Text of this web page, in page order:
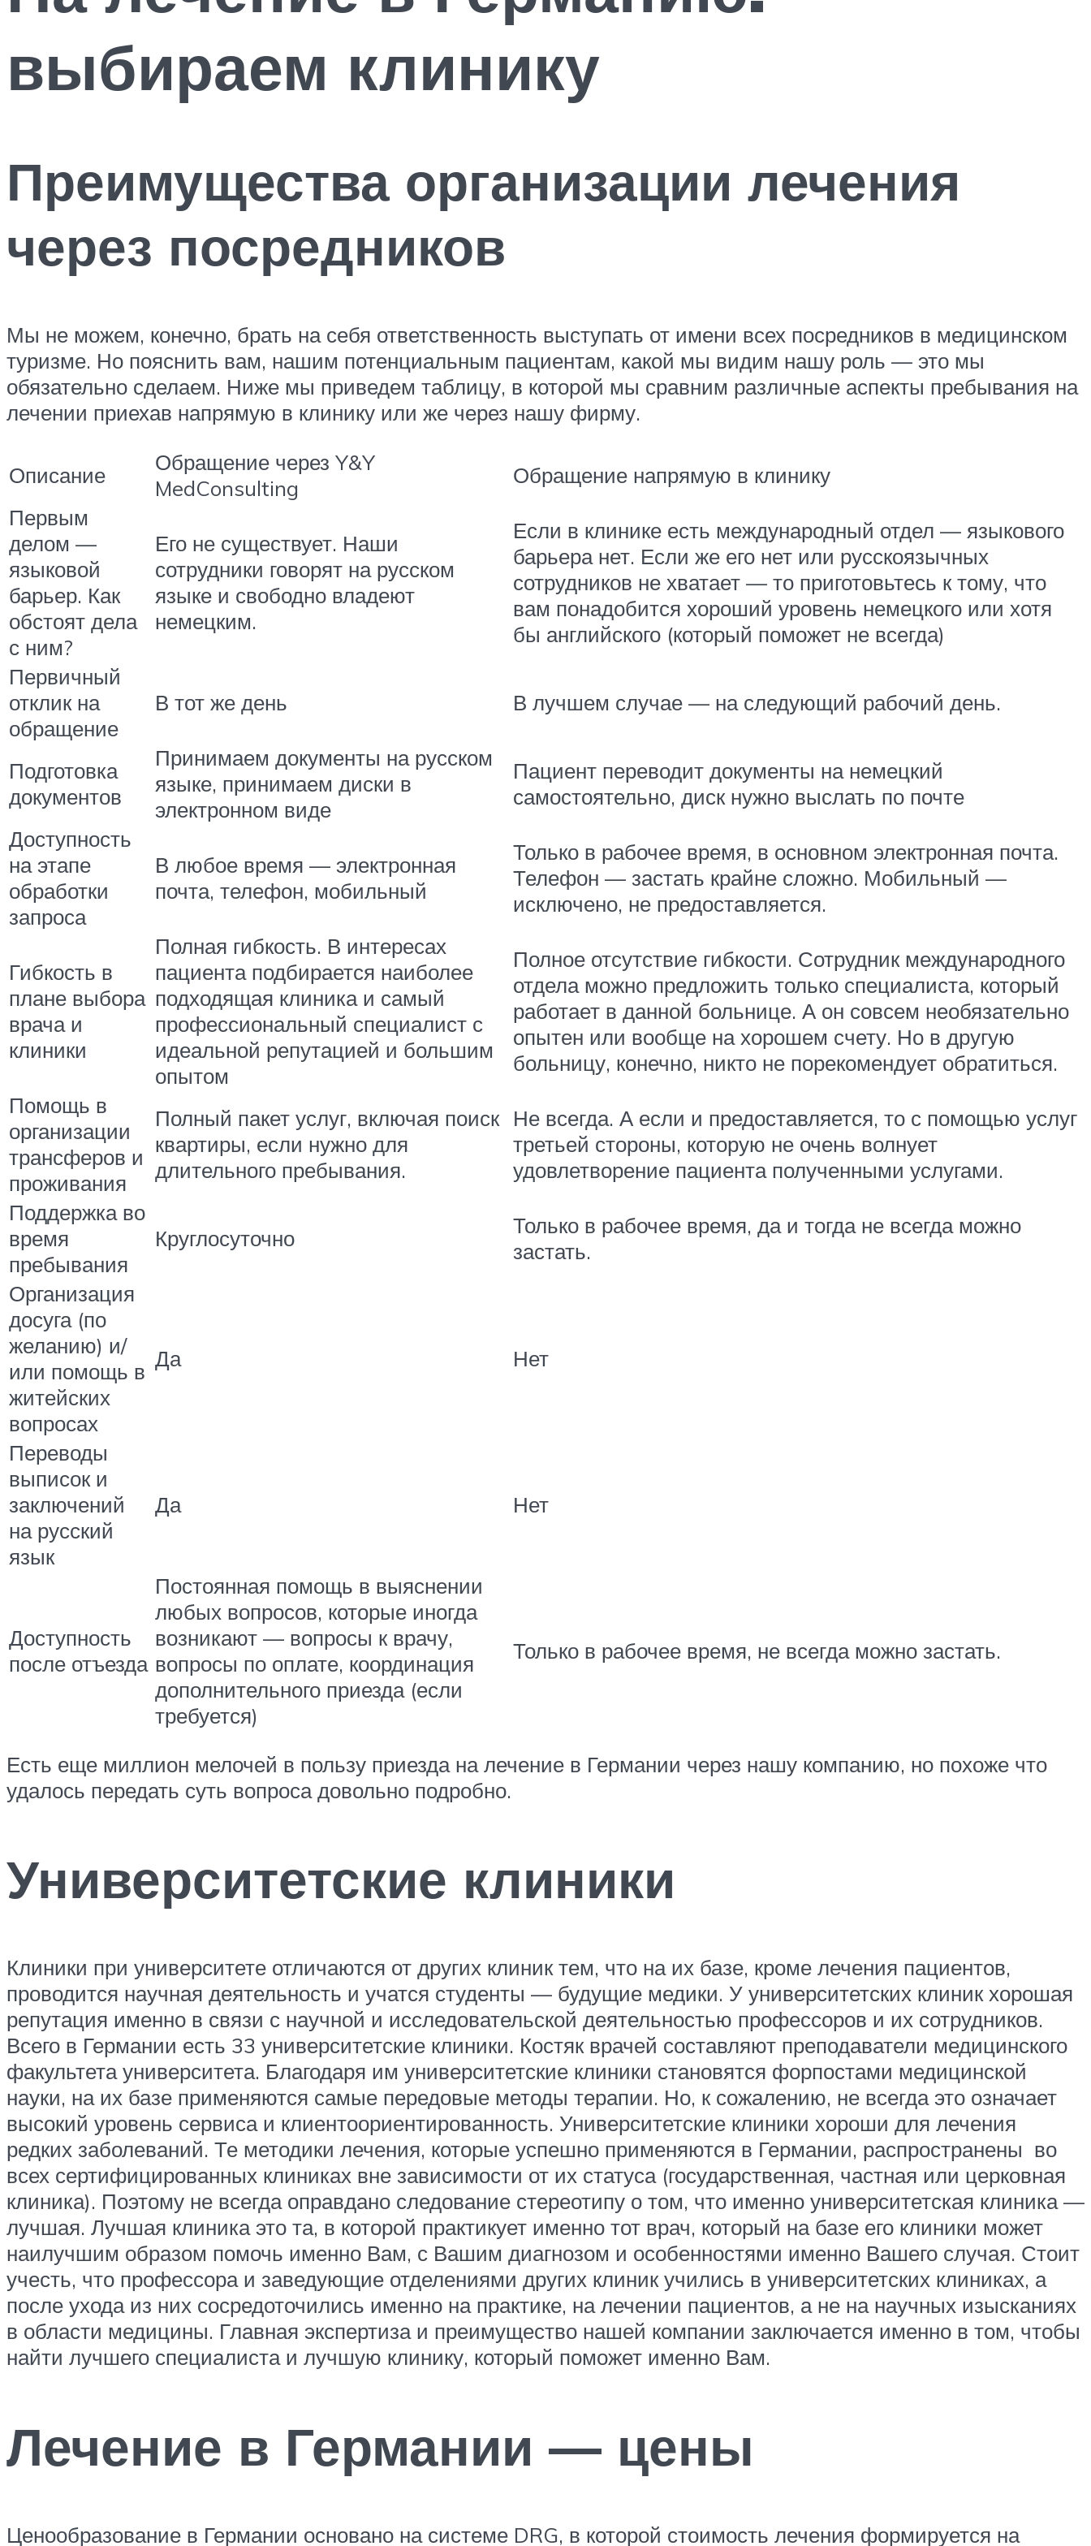
выбираем клинику
Преимущества организации лечения
через посредников
Мы не можем, конечно, брать на себя ответственность выступать от имени всех посредников в медицинском
туризме. Но пояснить вам, нашим потенциальным пациентам, какой мы видим нашу роль — это мы
обязательно сделаем. Ниже мы приведем таблицу, в которой мы сравним различные аспекты пребывания на
лечении приехав напрямую в клинику или же через нашу фирму.
Описание
Обращение через Y&Y
MedConsulting
Обращение напрямую в клинику
Первым
делом —
языковой
барьер. Как
обстоят дела
с ним?
Его не существует. Наши
сотрудники говорят на русском
языке и свободно владеют
немецким.
Если в клинике есть международный отдел — языкового
барьера нет. Если же его нет или русскоязычных
сотрудников не хватает — то приготовьтесь к тому, что
вам понадобится хороший уровень немецкого или хотя
бы английского (который поможет не всегда)
Первичный
отклик на
обращение
В тот же день В лучшем случае — на следующий рабочий день.
Подготовка
документов
Принимаем документы на русском
языке, принимаем диски в
электронном виде
Пациент переводит документы на немецкий
самостоятельно, диск нужно выслать по почте
Доступность
на этапе
обработки
запроса
В любое время — электронная
почта, телефон, мобильный
Только в рабочее время, в основном электронная почта.
Телефон — застать крайне сложно. Мобильный —
исключено, не предоставляется.
Гибкость в
плане выбора
врача и
клиники
Полная гибкость. В интересах
пациента подбирается наиболее
подходящая клиника и самый
профессиональный специалист с
идеальной репутацией и большим
опытом
Полное отсутствие гибкости. Сотрудник международного
отдела можно предложить только специалиста, который
работает в данной больнице. А он совсем необязательно
опытен или вообще на хорошем счету. Но в другую
больницу, конечно, никто не порекомендует обратиться.
Помощь в
организации
трансферов и
проживания
Полный пакет услуг, включая поиск
квартиры, если нужно для
длительного пребывания.
Не всегда. А если и предоставляется, то с помощью услуг
третьей стороны, которую не очень волнует
удовлетворение пациента полученными услугами.
Поддержка во
время
пребывания
Круглосуточно
Только в рабочее время, да и тогда не всегда можно
застать.
Организация
досуга (по
желанию) и/
или помощь в
житейских
вопросах
Да Нет
Переводы
выписок и
заключений
на русский
язык
Да Нет
Доступность
после отъезда
Постоянная помощь в выяснении
любых вопросов, которые иногда
возникают — вопросы к врачу,
вопросы по оплате, координация
дополнительного приезда (если
требуется)
Только в рабочее время, не всегда можно застать.
Есть еще миллион мелочей в пользу приезда на лечение в Германии через нашу компанию, но похоже что
удалось передать суть вопроса довольно подробно.
Университетские клиники
Клиники при университете отличаются от других клиник тем, что на их базе, кроме лечения пациентов,
проводится научная деятельность и учатся студенты — будущие медики. У университетских клиник хорошая
репутация именно в связи с научной и исследовательской деятельностью профессоров и их сотрудников.
Всего в Германии есть 33 университетские клиники. Костяк врачей составляют преподаватели медицинского
факультета университета. Благодаря им университетские клиники становятся форпостами медицинской
науки, на их базе применяются самые передовые методы терапии. Но, к сожалению, не всегда это означает
высокий уровень сервиса и клиентоориентированность. Университетские клиники хороши для лечения
редких заболеваний. Те методики лечения, которые успешно применяются в Германии, распространены во
всех сертифицированных клиниках вне зависимости от их статуса (государственная, частная или церковная
клиника). Поэтому не всегда оправдано следование стереотипу о том, что именно университетская клиника —
лучшая. Лучшая клиника это та, в которой практикует именно тот врач, который на базе его клиники может
наилучшим образом помочь именно Вам, с Вашим диагнозом и особенностями именно Вашего случая. Стоит
учесть, что профессора и заведующие отделениями других клиник учились в университетских клиниках, а
после ухода из них сосредоточились именно на практике, на лечении пациентов, а не на научных изысканиях
в области медицины. Главная экспертиза и преимущество нашей компании заключается именно в том, чтобы
найти лучшего специалиста и лучшую клинику, который поможет именно Вам.
Лечение в Германии — цены
Ценообразование в Германии основано на системе DRG, в которой стоимость лечения формируется на